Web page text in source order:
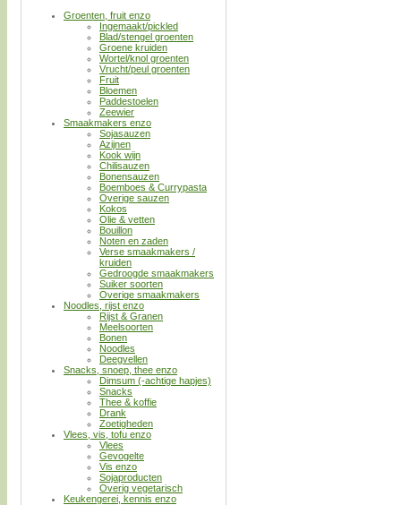
Groenten, fruit enzo
Ingemaakt/pickled
Blad/stengel groenten
Groene kruiden
Wortel/knol groenten
Vrucht/peul groenten
Fruit
Bloemen
Paddestoelen
Zeewier
Smaakmakers enzo
Sojasauzen
Azijnen
Kook wijn
Chilisauzen
Bonensauzen
Boemboes & Currypasta
Overige sauzen
Kokos
Olie & vetten
Bouillon
Noten en zaden
Verse smaakmakers /
kruiden
Gedroogde smaakmakers
Suiker soorten
Overige smaakmakers
Noodles, rijst enzo
Rijst & Granen
Meelsoorten
Bonen
Noodles
Deegvellen
Snacks, snoep, thee enzo
Dimsum (-achtige hapjes)
Snacks
Thee & koffie
Drank
Zoetigheden
Vlees, vis, tofu enzo
Vlees
Gevogelte
Vis enzo
Sojaproducten
Overig vegetarisch
Keukengerei, kennis enzo